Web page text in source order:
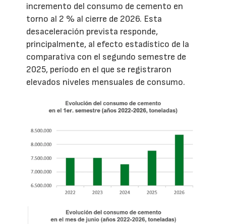
incremento del consumo de cemento en
torno al 2 % al cierre de 2026. Esta
desaceleración prevista responde,
principalmente, al efecto estadístico de la
comparativa con el segundo semestre de
2025, período en el que se registraron
elevados niveles mensuales de consumo.